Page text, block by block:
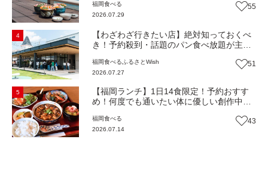
堂』（福岡市西区）【まち歩き】
福岡食べる
2026.07.29
55
4
【わざわざ行きたい店】絶対知っておくべ
き！予約殺到・話題のパン食べ放題が主
『bound garden』（福岡・新宮町）【まち
歩き】
福岡食べる ふるさとWish
2026.07.27
51
5
【福岡ランチ】1日14食限定！予約おすす
め！何度でも通いたい体に優しい創作中華
【まち歩き】
福岡食べる
2026.07.14
43